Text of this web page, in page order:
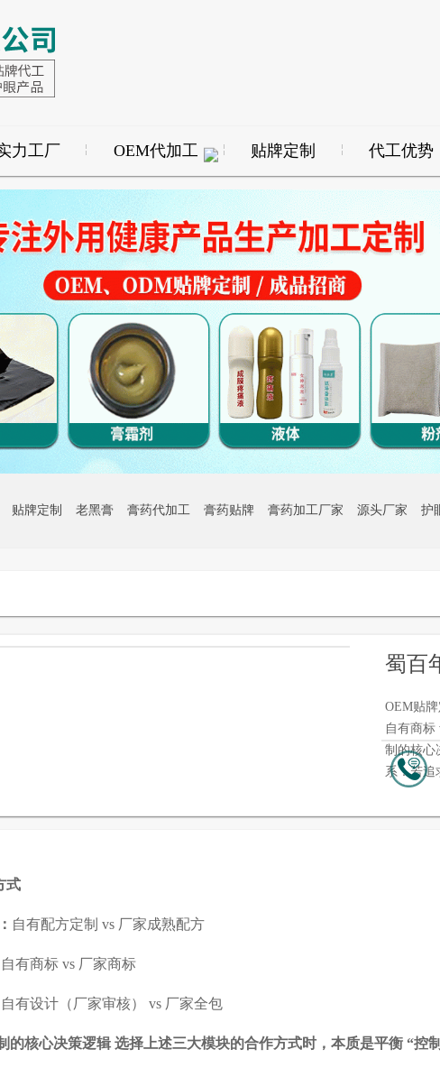
力工厂 OEM代加工 贴牌定制 代工优势
贴牌定制 老黑膏 膏药代加工 膏药贴牌 膏药加工厂家 源头厂家 护
蜀百
OEM贴
自有商标
制的核心
系：若追
式
自有配方定制 vs 厂家成熟配方
自有商标 vs 厂家商标
自有设计（厂家审核） vs 厂家全包
的核心决策逻辑 选择上述三大模块的合作方式时，本质是平衡 “控